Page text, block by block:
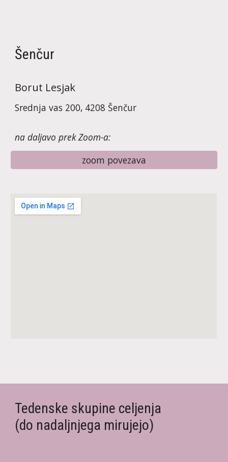
Šenčur
Borut Lesjak
Srednja vas 200, 4208 Šenčur
na daljavo prek Zoom-a:
zoom povezava
Tedenske skupine celjenja
(do nadaljnjega mirujejo)